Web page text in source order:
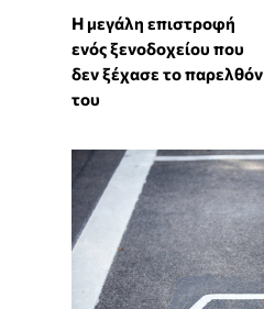
Η μεγάλη επιστροφή
ενός ξενοδοχείου που
δεν ξέχασε το παρελθόν
του